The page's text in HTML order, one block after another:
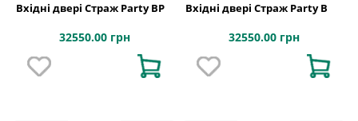
Вхідні двері Страж Party BP
32550.00 грн
Вхідні двері Страж Party B
32550.00 грн